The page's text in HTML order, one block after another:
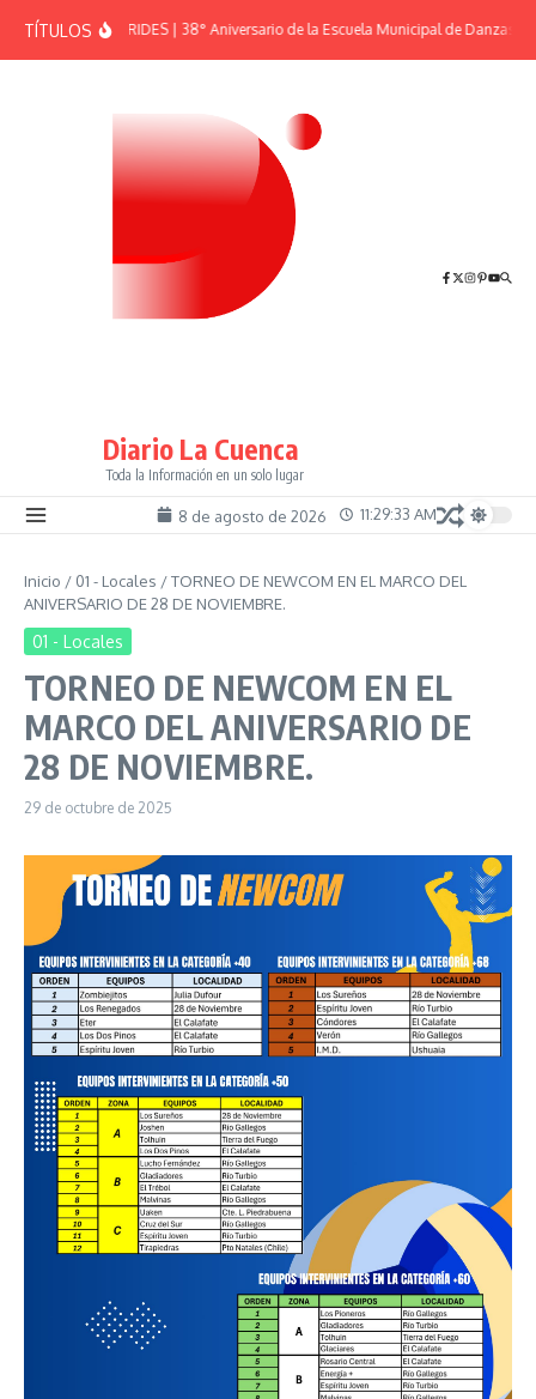
TÍTULOSEFEMÉRIDES | 38° Aniversario de la Escuela Municipal de Danzas “El
Diario La Cuenca
Toda la Información en un solo lugar
8 de agosto de 2026 11:29:34 AM
Inicio / 01 - Locales /TORNEO DE NEWCOM EN EL MARCO DEL
ANIVERSARIO DE 28 DE NOVIEMBRE.
01 - Locales
TORNEO DE NEWCOM EN EL
MARCO DEL ANIVERSARIO DE
28 DE NOVIEMBRE.
29 de octubre de 2025